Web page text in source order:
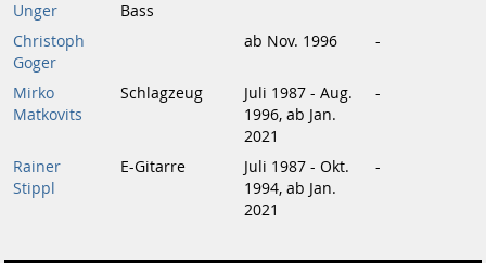
Unger
Bass
Christoph
Goger
ab Nov. 1996 -
Mirko
Matkovits
Schlagzeug
Juli 1987 - Aug.
1996, ab Jan.
2021
-
Rainer
Stippl
E-Gitarre
Juli 1987 - Okt.
1994, ab Jan.
2021
-